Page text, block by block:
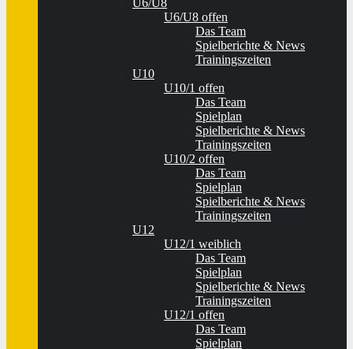
U6/U8
U6/U8 offen
Das Team
Spielberichte & News
Trainingszeiten
U10
U10/1 offen
Das Team
Spielplan
Spielberichte & News
Trainingszeiten
U10/2 offen
Das Team
Spielplan
Spielberichte & News
Trainingszeiten
U12
U12/1 weiblich
Das Team
Spielplan
Spielberichte & News
Trainingszeiten
U12/1 offen
Das Team
Spielplan